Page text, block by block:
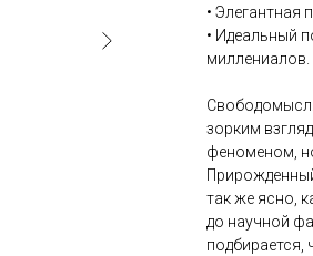
• Элегантная
• Идеальный
миллениалов.
зорким
феноменом,
так же ясно,
до научной
подбирается,